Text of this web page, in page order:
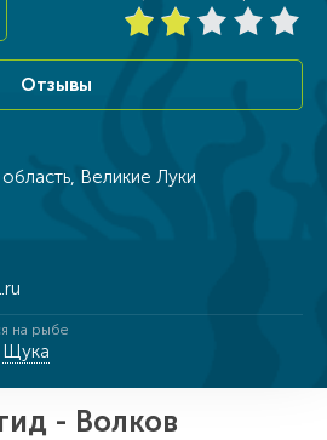
Отзывы
Великие Луки
на рыбе
Щука
- Волков